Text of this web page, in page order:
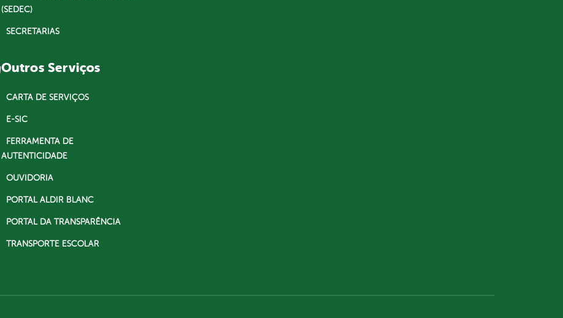
(SEDEC)
SECRETARIAS
Outros Serviços
CARTA DE SERVIÇOS
E-SIC
FERRAMENTA DE
AUTENTICIDADE
OUVIDORIA
PORTAL ALDIR BLANC
PORTAL DA TRANSPARÊNCIA
TRANSPORTE ESCOLAR